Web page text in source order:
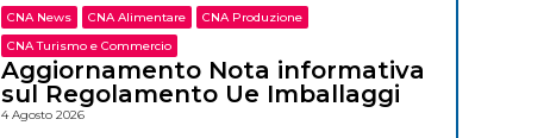
CNA News CNA Alimentare
CNA Produzione
CNA Turismo e Commercio
Aggiornamento Nota informativa
sul Regolamento Ue Imballaggi
4 Agosto 2026